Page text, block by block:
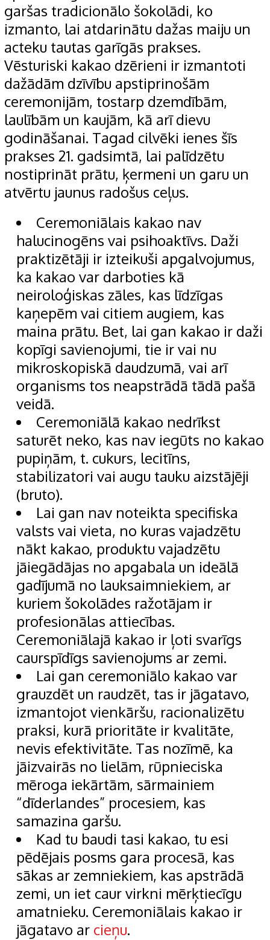
garšas tradicionālo šokolādi, ko
izmanto, lai atdarinātu dažas maiju un
acteku tautas garīgās prakses.
Vēsturiski kakao dzērieni ir izmantoti
dažādām dzīvību apstiprinošām
ceremonijām, tostarp dzemdībām,
laulībām un kaujām, kā arī dievu
godināšanai. Tagad cilvēki ienes šīs
prakses 21. gadsimtā, lai palīdzētu
nostiprināt prātu, ķermeni un garu un
atvērtu jaunus radošus ceļus.
Ceremoniālais kakao nav
halucinogēns vai psihoaktīvs. Daži
praktizētāji ir izteikuši apgalvojumus,
ka kakao var darboties kā
neiroloģiskas zāles, kas līdzīgas
kaņepēm vai citiem augiem, kas
maina prātu. Bet, lai gan kakao ir daži
kopīgi savienojumi, tie ir vai nu
mikroskopiskā daudzumā, vai arī
organisms tos neapstrādā tādā pašā
veidā.
Ceremoniālā kakao nedrīkst
saturēt neko, kas nav iegūts no kakao
pupiņām, t. cukurs, lecitīns,
stabilizatori vai augu tauku aizstājēji
(bruto).
Lai gan nav noteikta specifiska
valsts vai vieta, no kuras vajadzētu
nākt kakao, produktu vajadzētu
jāiegādājas no apgabala un ideālā
gadījumā no lauksaimniekiem, ar
kuriem šokolādes ražotājam ir
profesionālas attiecības.
Ceremoniālajā kakao ir ļoti svarīgs
caurspīdīgs savienojums ar zemi.
Lai gan ceremoniālo kakao var
grauzdēt un raudzēt, tas ir jāgatavo,
izmantojot vienkāršu, racionalizētu
praksi, kurā prioritāte ir kvalitāte,
nevis efektivitāte. Tas nozīmē, ka
jāizvairās no lielām, rūpnieciska
mēroga iekārtām, sārmainiem
“dīderlandes” procesiem, kas
samazina garšu.
Kad tu baudi tasi kakao, tu esi
pēdējais posms gara procesā, kas
sākas ar zemniekiem, kas apstrādā
zemi, un iet caur virkni mērķtiecīgu
amatnieku. Ceremoniālais kakao ir
jāgatavo ar cieņu.